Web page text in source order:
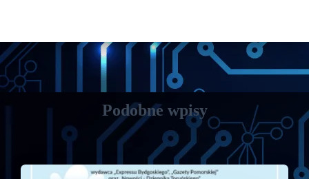
Podobne wpisy